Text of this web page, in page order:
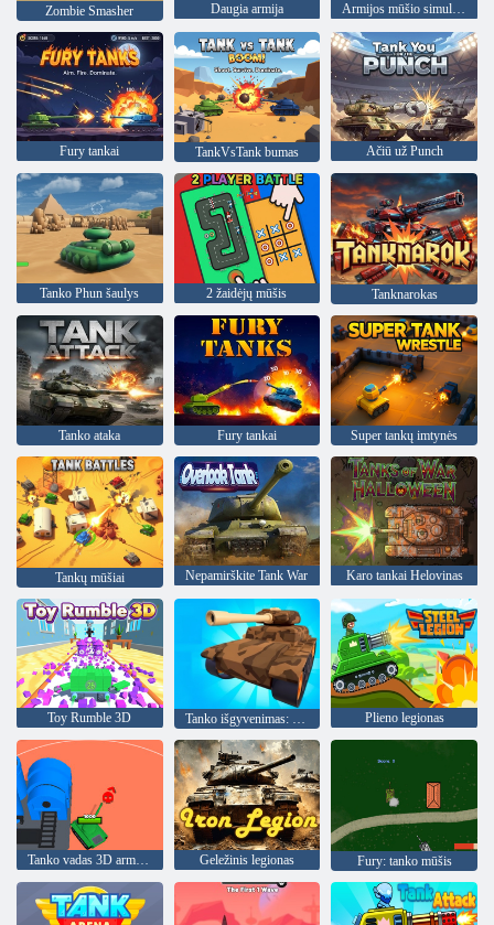
Zombie Smasher Daugia armija Armijos mūšio simuliatorius
Fury tankai TankVsTank bumas Ačiū už Punch
Tanko Phun šaulys 2 žaidėjų mūšis Tanknarokas
Tanko ataka Fury tankai Super tankų imtynės
Tankų mūšiai Nepamirškite Tank War Karo tankai Helovinas
Toy Rumble 3D Tanko išgyvenimas: Blitzo karas Plieno legionas
Geležinis legionas Fury: tanko mūšis